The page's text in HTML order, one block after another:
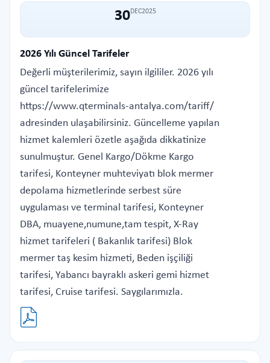
30DEC2025
2026 Yılı Güncel Tarifeler
Değerli müşterilerimiz, sayın ilgililer. 2026 yılı
güncel tarifelerimize
https://www.qterminals-antalya.com/tariff/
adresinden ulaşabilirsiniz. Güncelleme yapılan
hizmet kalemleri özetle aşağıda dikkatinize
sunulmuştur. Genel Kargo/Dökme Kargo
tarifesi, Konteyner muhteviyatı blok mermer
depolama hizmetlerinde serbest süre
uygulaması ve terminal tarifesi, Konteyner
DBA, muayene,numune,tam tespit, X-Ray
hizmet tarifeleri ( Bakanlık tarifesi) Blok
mermer taş kesim hizmeti, Beden işçiliği
tarifesi, Yabancı bayraklı askeri gemi hizmet
tarifesi, Cruise tarifesi. Saygılarımızla.